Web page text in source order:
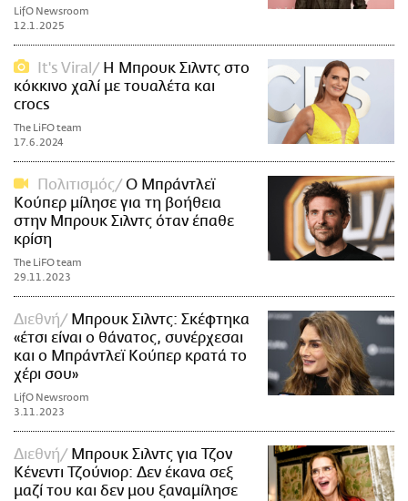
LifO Newsroom
12.1.2025
It's Viral
Η Μπρουκ Σιλντς στο
κόκκινο χαλί με τουαλέτα και
crocs
The LiFO team
17.6.2024
Πολιτισμός
Ο Μπράντλεϊ
Κούπερ μίλησε για τη βοήθεια
στην Μπρουκ Σιλντς όταν έπαθε
κρίση
The LiFO team
29.11.2023
Διεθνή
Μπρουκ Σιλντς: Σκέφτηκα
«έτσι είναι ο θάνατος, συνέρχεσαι
και ο Μπράντλεϊ Κούπερ κρατά το
χέρι σου»
LifO Newsroom
3.11.2023
Διεθνή
Μπρουκ Σιλντς για Τζον
Κένεντι Τζούνιορ: Δεν έκανα σεξ
μαζί του και δεν μου ξαναμίλησε